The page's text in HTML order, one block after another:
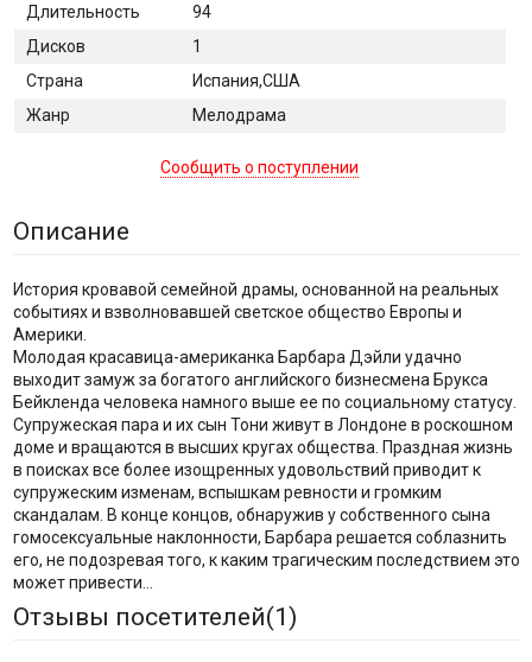
Длительность
94
Дисков
1
Страна
Испания,США
Жанр
Мелодрама
Сообщить о поступлении
Описание
История кровавой семейной драмы, основанной на реальных
событиях и взволновавшей светское общество Европы и
Америки.
Молодая красавица-американка Барбара Дэйли удачно
выходит замуж за богатого английского бизнесмена Брукса
Бейкленда человека намного выше ее по социальному статусу.
Супружеская пара и их сын Тони живут в Лондоне в роскошном
доме и вращаются в высших кругах общества. Праздная жизнь
в поисках все более изощренных удовольствий приводит к
супружеским изменам, вспышкам ревности и громким
скандалам. В конце концов, обнаружив у собственного сына
гомосексуальные наклонности, Барбара решается соблазнить
его, не подозревая того, к каким трагическим последствием это
может привести...
Отзывы посетителей(1)